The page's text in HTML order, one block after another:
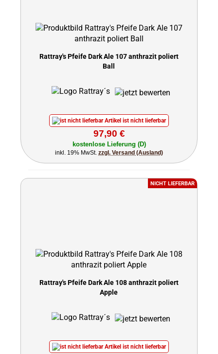
Rattray's Pfeife Dark Ale 107 anthrazit poliert
Ball
Artikel ist nicht lieferbar
97,90 €
kostenlose Lieferung (D)
inkl. 19% MwSt. zzgl. Versand (Ausland)
NICHT LIEFERBAR
Rattray's Pfeife Dark Ale 108 anthrazit poliert
Apple
Artikel ist nicht lieferbar